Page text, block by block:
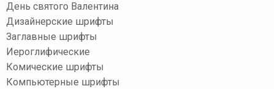
День святого Валентина
Дизайнерские шрифты
Заглавные шрифты
Иероглифические
Комические шрифты
Компьютерные шрифты